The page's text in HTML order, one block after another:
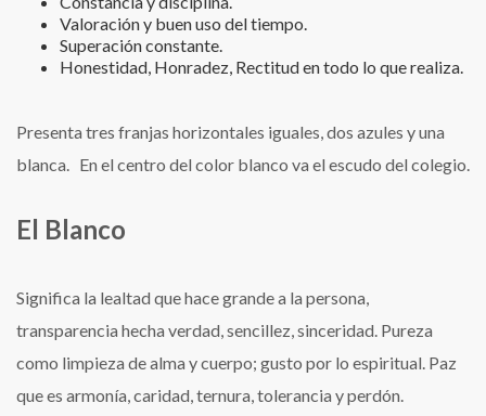
Valoración y buen uso del tiempo.
Superación constante.
Honestidad, Honradez, Rectitud en todo lo que realiza.
Presenta tres franjas horizontales iguales, dos azules y una
blanca. En el centro del color blanco va el escudo del colegio.
El Blanco
Significa la lealtad que hace grande a la persona,
transparencia hecha verdad, sencillez, sinceridad. Pureza
como limpieza de alma y cuerpo; gusto por lo espiritual. Paz
que es armonía, caridad, ternura, tolerancia y perdón.